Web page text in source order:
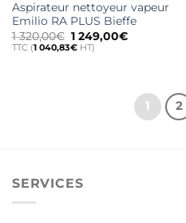
Aspirateur nettoyeur vapeur
Emilio RA PLUS Bieffe
1 320,00€ Le
prix
initial
1 249,00€Le
TTC (1 040,83€HT)
1 2
SERVICES